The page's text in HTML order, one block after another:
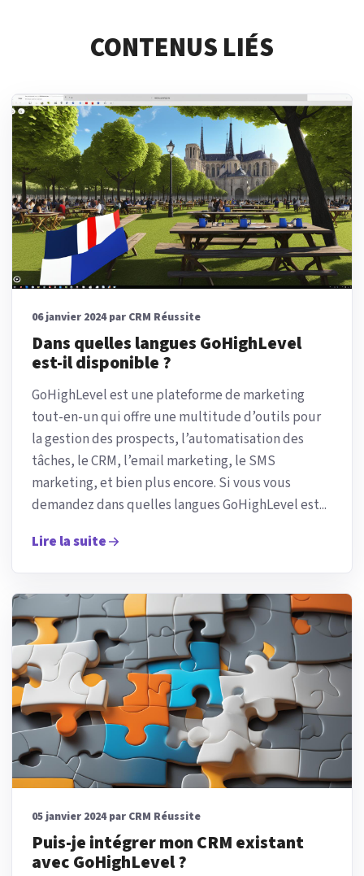
CONTENUS LIÉS
06 janvier 2024 par CRM Réussite
Dans quelles langues GoHighLevel
est-il disponible ?
GoHighLevel est une plateforme de marketing
tout-en-un qui offre une multitude d’outils pour
la gestion des prospects, l’automatisation des
tâches, le CRM, l’email marketing, le SMS
marketing, et bien plus encore. Si vous vous
demandez dans quelles langues GoHighLevel est...
Lire la suite
05 janvier 2024 par CRM Réussite
Puis-je intégrer mon CRM existant
avec GoHighLevel ?